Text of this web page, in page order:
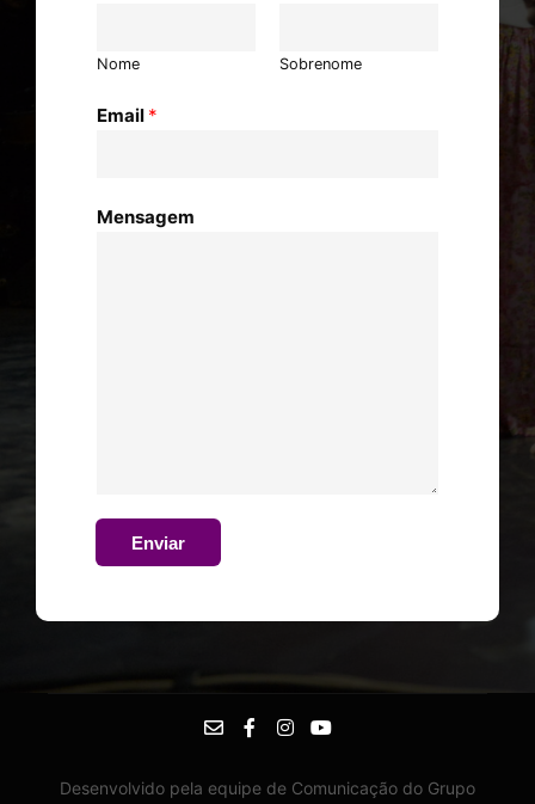
Nome Sobrenome
Email *
Mensagem
Enviar
Desenvolvido pela equipe de Comunicação do Grupo